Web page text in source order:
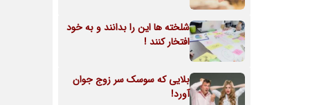
شلخته ها این را بدانند و به خود
افتخار کنند !
بلایی که سوسک سر زوج جوان
آورد!